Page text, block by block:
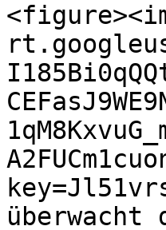
überwacht